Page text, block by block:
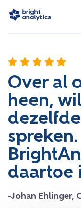
Over al
heen,
spreken.
daartoe
-Johan Ehlinger,